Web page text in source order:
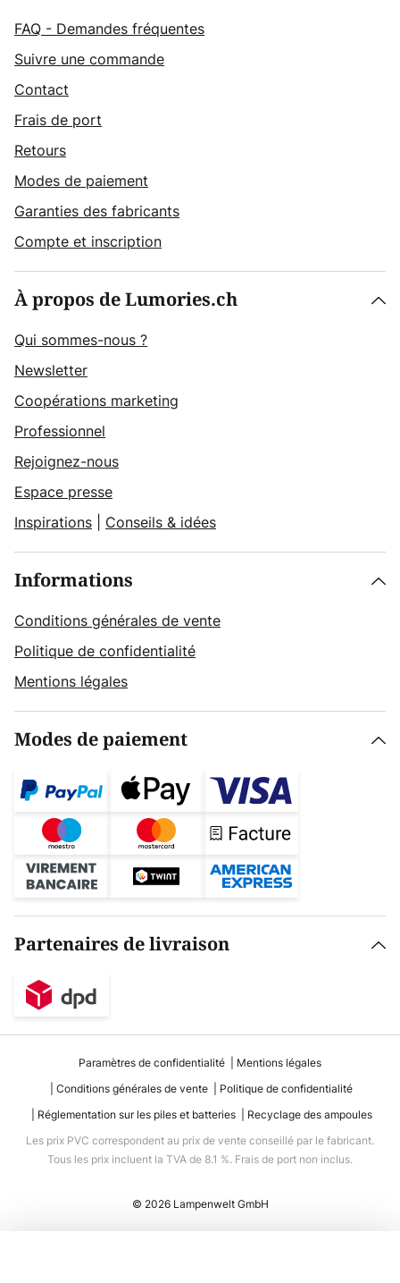
FAQ - Demandes fréquentes
Suivre une commande
Contact
Frais de port
Retours
Modes de paiement
Garanties des fabricants
Compte et inscription
À propos de Lumories.ch
Qui sommes-nous ?
Newsletter
Coopérations marketing
Professionnel
Rejoignez-nous
Espace presse
Inspirations
Conseils & idées
Informations
Conditions générales de vente
Politique de confidentialité
Mentions légales
Modes de paiement
Partenaires de livraison
Paramètres de confidentialité
Mentions légales
Conditions générales de vente
Politique de confidentialité
Réglementation sur les piles et batteries
Recyclage des ampoules
Les prix PVC correspondent au prix de vente conseillé par le fabricant.
Tous les prix incluent la TVA de 8.1 %. Frais de port non inclus.
© 2026 Lampenwelt GmbH